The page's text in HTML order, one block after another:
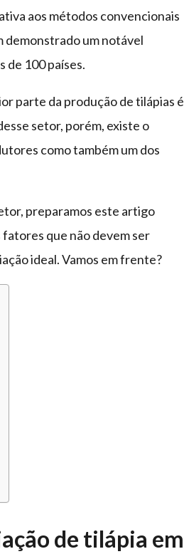
aos métodos convencionais
demonstrado um notável
de 100 países.
parte da produção de tilápias é
setor, porém, existe o
como também um dos
preparamos este artigo
que não devem ser
ideal. Vamos em frente?
de tilápia em